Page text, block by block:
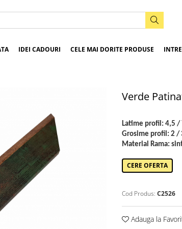
IDEI CADOURI CELE MAI DORITE PRODUSE
Verde
Latime profil: 4,5 /
Grosime profil: 2 /
Material Rama:
CERE OFERTA
Cod Produs: C2526
Adauga la